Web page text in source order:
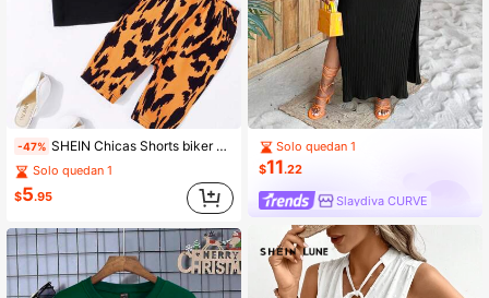
-47% SHEIN Chicas Shorts biker con camiseta con estampado de corazón
Solo quedan 1
$5.95
Solo quedan 1
$11.22
Slaydiva CURVE